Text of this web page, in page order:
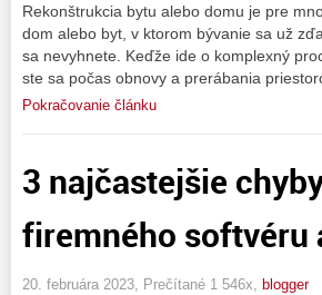
Rekonštrukcia bytu alebo domu je pre
dom alebo byt, v ktorom bývanie sa už
sa nevyhnete. Keďže ide o komplexný
ste sa počas obnovy a prerábania
Pokračovanie článku
3 najčastejšie
firemného softvéru
20. februára 2023, Prečítané 1 546x, blogger